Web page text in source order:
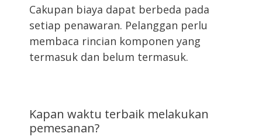
Cakupan biaya dapat berbeda pada
setiap penawaran. Pelanggan perlu
membaca rincian komponen yang
termasuk dan belum termasuk.
Kapan waktu terbaik melakukan
pemesanan?